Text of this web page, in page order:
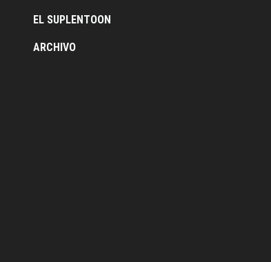
EL SUPLENTOON
ARCHIVO